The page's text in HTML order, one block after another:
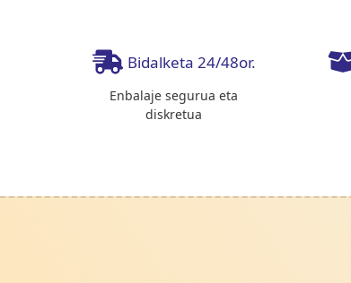
Bidalketa 24/48or.
Enbalaje segurua eta
diskretua